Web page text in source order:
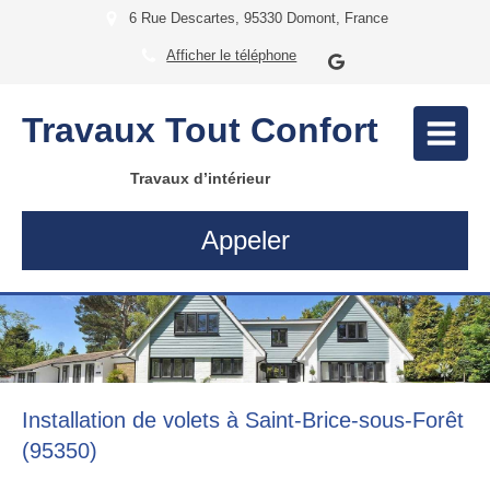
6 Rue Descartes, 95330 Domont, France
Afficher le téléphone
Travaux Tout Confort
Travaux d’intérieur
Appeler
Installation de volets à Saint-Brice-sous-Forêt
(95350)